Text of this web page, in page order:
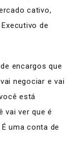
cativo,
de
encargos que
negociar e vai
está
vai ver que é
uma conta de